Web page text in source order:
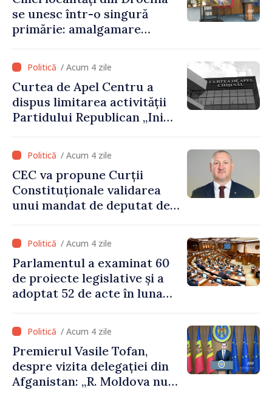
se unesc într-o singură
primărie: amalgamare
stimulente de peste 28 de
milioane de lei oferite de
Guvern
/ Acum 4 zile
Curtea de Apel Centru a
dispus limitarea activității
Partidului Republican „Inima
/ Acum 4 zile
CEC va propune Curții
Constituționale validarea
unui mandat de deputat de
/ Acum 4 zile
Parlamentul a examinat 60
de proiecte legislative și a
adoptat 52 de acte în luna
/ Acum 4 zile
Premierul Vasile Tofan,
despre vizita delegației din
Afganistan: „R. Moldova nu